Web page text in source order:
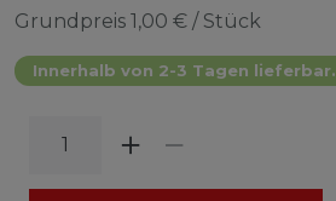
Grundpreis 1,00 € / Stück
Innerhalb von 2-3 Tagen lieferbar.